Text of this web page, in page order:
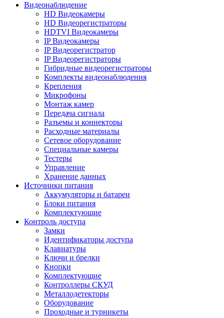
Видеонаблюдение
HD Видеокамеры
HD Видеорегистраторы
HDTVI Видеокамеры
IP Видеокамеры
IP Видеорегистратор
IP Видеорегистраторы
Гибридные видеорегистраторы
Комплекты видеонаблюдения
Крепления
Микрофоны
Монтаж камер
Передача сигнала
Разъемы и коннекторы
Расходные материалы
Сетевое оборудование
Специальные камеры
Тестеры
Управление
Хранение данных
Источники питания
Аккумуляторы и батареи
Блоки питания
Комплектующие
Контроль доступа
Замки
Идентификаторы доступа
Клавиатуры
Ключи и брелки
Кнопки
Комплектующие
Контроллеры СКУД
Металлодетекторы
Оборудование
Проходные и турникеты